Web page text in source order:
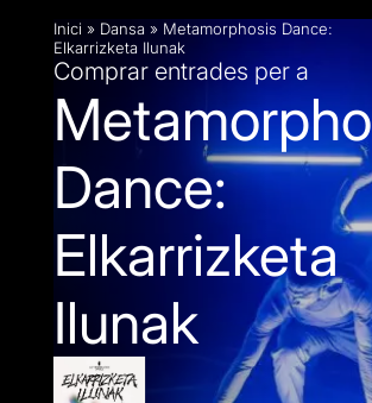
Inici » Dansa » Metamorphosis Dance:
Elkarrizketa Ilunak
Comprar entrades per a
Dance:
Elkarrizketa
Ilunak